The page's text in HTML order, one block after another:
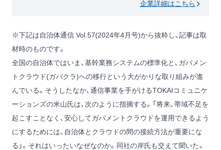
企業詳細はこちら
※下記は自治体通信 Vol.57(2024年4月号)から抜粋し、記事は取
材時のものです。
全国の自治体ではいま、基幹業務システムの標準化と、ガバメン
トクラウド(ガバクラ)への移行という大がかりな取り組みが進
んでいる。そうしたなか、通信事業を手がけるTOKAIコミュニケ
ーションズの米山氏は、次のように指摘する。「将来、帯域不足を
起こすことなく、安心してガバメントクラウドを運用できるよう
にするためには、自治体とクラウドの間の接続方法が重要にな
る」。それはいったいなぜなのか。同社の岸氏も交えて聞いた。